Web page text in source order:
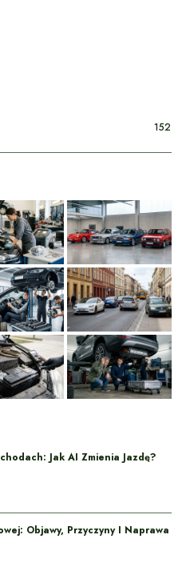
152
Jak AI Zmienia Jazdę?
Objawy, Przyczyny I Naprawa